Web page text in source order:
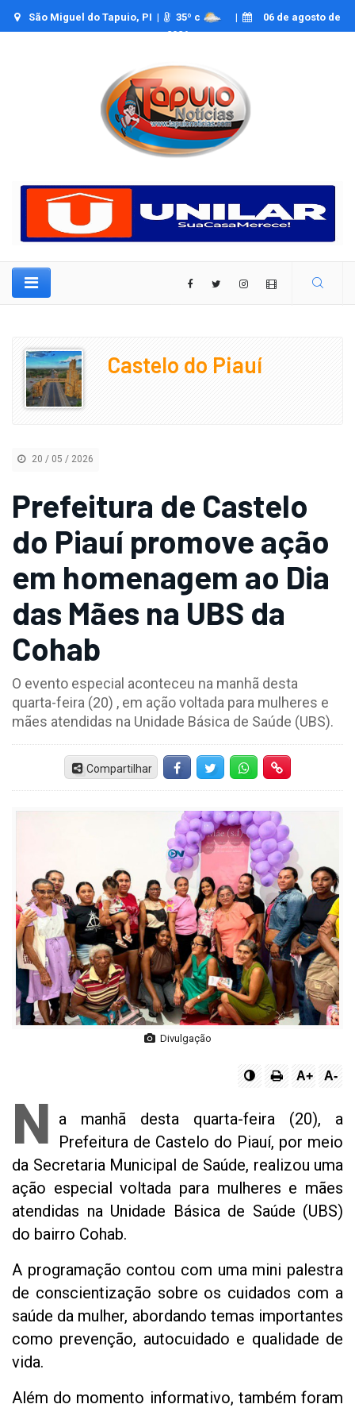
São Miguel do Tapuio, PI | 35º c |
06 de agosto de
2026
Castelo do Piauí
20 / 05 / 2026
Prefeitura de Castelo
do Piauí promove ação
em homenagem ao Dia
das Mães na UBS da
Cohab
O evento especial aconteceu na manhã desta
quarta-feira (20) , em ação voltada para mulheres e
mães atendidas na Unidade Básica de Saúde (UBS).
Compartilhar FacebookTwitter Whatsapp
Divulgação
A+ A-
N a manhã desta quarta-feira (20), a
Prefeitura de Castelo do Piauí, por meio
da Secretaria Municipal de Saúde, realizou uma
ação especial voltada para mulheres e mães
atendidas na Unidade Básica de Saúde (UBS)
do bairro Cohab.
A programação contou com uma mini palestra
de conscientização sobre os cuidados com a
saúde da mulher, abordando temas importantes
como prevenção, autocuidado e qualidade de
vida.
Além do momento informativo, também foram